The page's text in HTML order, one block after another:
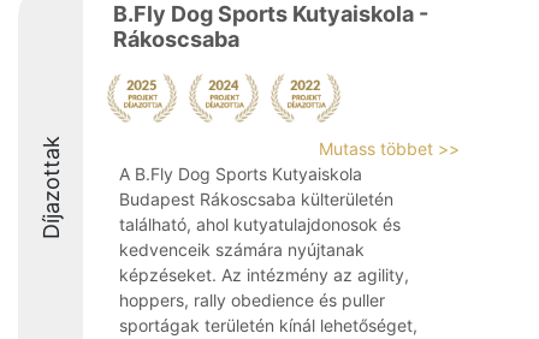
Díjazottak
B.Fly Dog Sports Kutyaiskola -
Rákoscsaba
Mutass többet >>
A B.Fly Dog Sports Kutyaiskola
Budapest Rákoscsaba külterületén
található, ahol kutyatulajdonosok és
kedvenceik számára nyújtanak
képzéseket. Az intézmény az agility,
hoppers, rally obedience és puller
sportágak területén kínál lehetőséget,